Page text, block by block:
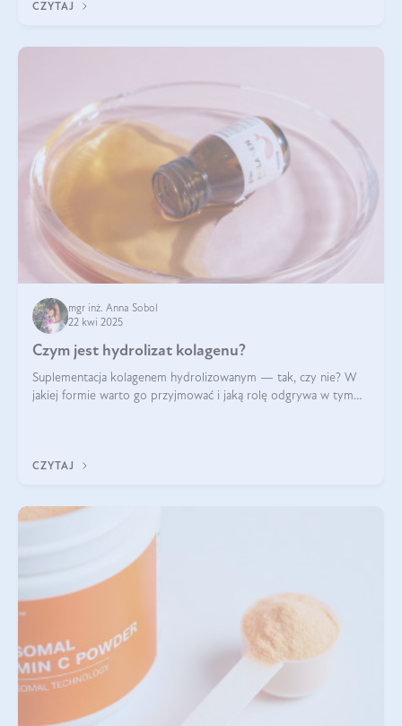
CZYTAJ
mgr inż. Anna Sobol
22 kwi 2025
Czym jest hydrolizat kolagenu?
Suplementacja kolagenem hydrolizowanym — tak, czy nie? W
jakiej formie warto go przyjmować i jaką rolę odgrywa w tym
CZYTAJ